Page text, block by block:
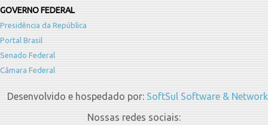
GOVERNO FEDERAL
Presidência da República
Portal Brasil
Senado Federal
Câmara Federal
Desenvolvido e hospedado por: SoftSul Software & Network
Nossas redes sociais: